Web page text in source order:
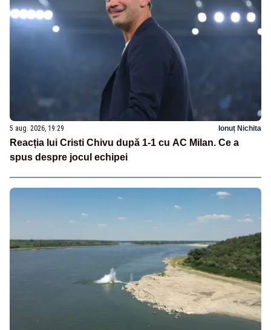
5 aug. 2026, 19:29 Ionuț Nichita
Reacția lui Cristi Chivu după 1-1 cu AC Milan. Ce a
spus despre jocul echipei